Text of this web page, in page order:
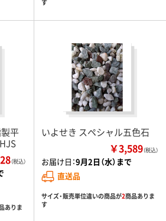
す
平
（税込）
ありま
いよせき スペシャル五色石
￥3,589（税込）
お届け日：9月2日（水）まで
直送品
サイズ・販売単位違いの商品が2商品ありま
す